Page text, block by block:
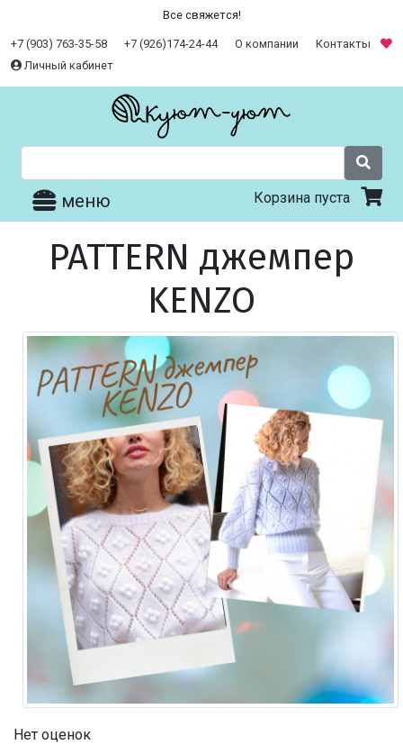
Все свяжется!
+7 (903) 763-35-58 +7 (926)174-24-44 О компании
Контакты
Личный кабинет
меню Корзина пуста
PATTERN джемпер
KENZO
Нет оценок